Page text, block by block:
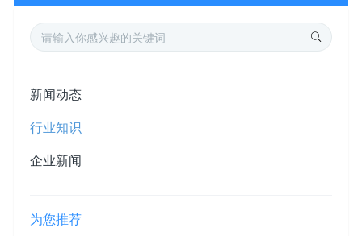
新闻动态
行业知识
企业新闻
为您推荐